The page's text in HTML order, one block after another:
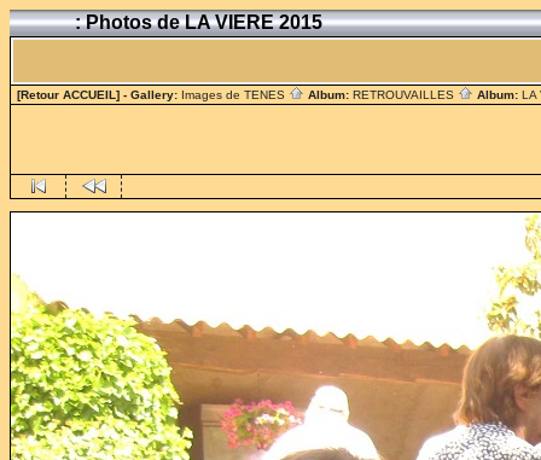
: Photos de LA VIERE 2015
[Retour ACCUEIL] - Gallery: Images de TENES Album: RETROUVAILLES Album: LA